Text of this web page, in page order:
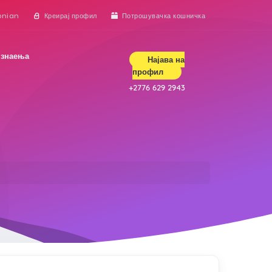
Креирај профил Потрошувачка кошничка
Најава на
профил
+2776 629 2943